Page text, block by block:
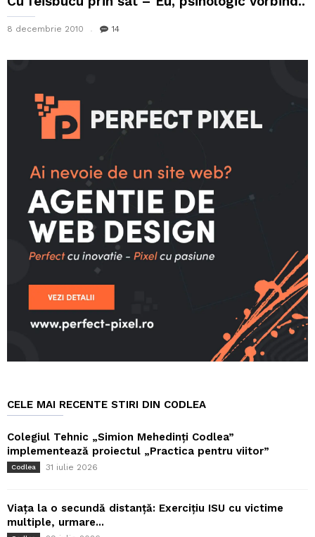
8 decembrie 2010 14
CELE MAI RECENTE STIRI DIN CODLEA
Colegiul Tehnic „Simion Mehedinți Codlea”
implementează proiectul „Practica pentru viitor”
Codlea 31 iulie 2026
Viața la o secundă distanță: Exercițiu ISU cu victime
multiple, urmare...